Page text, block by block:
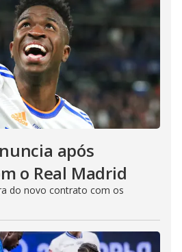
após
o Real Madrid
do novo contrato com os